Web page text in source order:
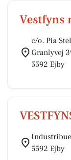
Vestfyns
c/o. Pia
Granlyvej
5592 Ejby
5592 Ejby